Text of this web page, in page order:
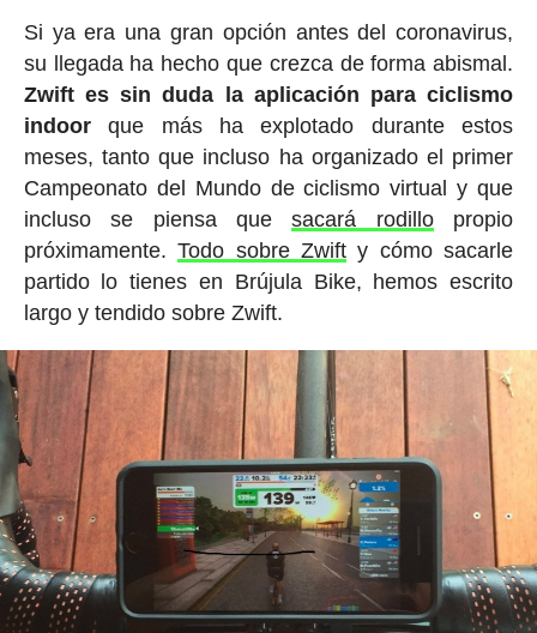
Si ya era una gran opción antes del coronavirus,
su llegada ha hecho que crezca de forma abismal.
Zwift es sin duda la aplicación para ciclismo
indoorque más ha explotado durante estos
meses, tanto que incluso ha organizado el primer
Campeonato del Mundo de ciclismo virtual y que
incluso se piensa quesacará rodillopropio
próximamente.Todo sobre Zwift y cómo sacarle
partido lo tienes en Brújula Bike, hemos escrito
largo y tendido sobre Zwift.